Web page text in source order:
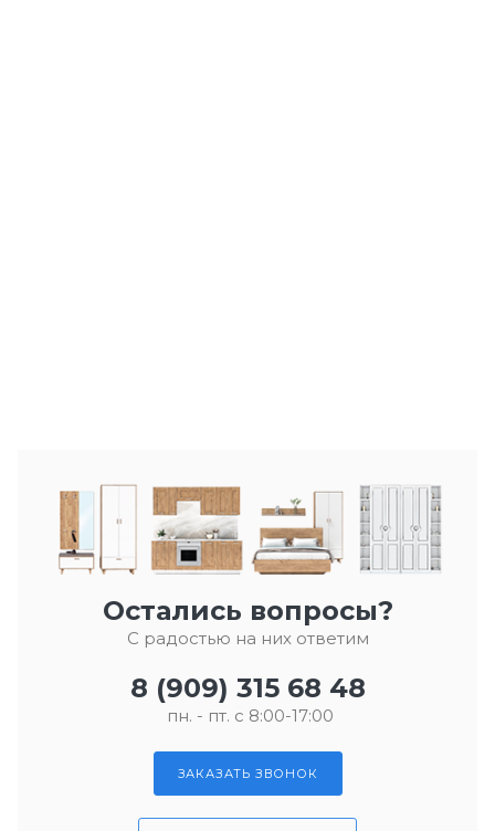
Остались вопросы?
С радостью на них ответим
8 (909) 315 68 48
пн. - пт. с 8:00-17:00
ЗАКАЗАТЬ ЗВОНОК